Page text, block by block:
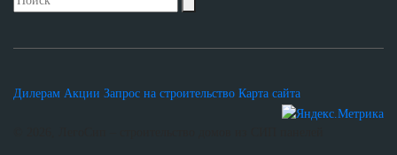
Дилерам Акции Запрос на строительство Карта сайта